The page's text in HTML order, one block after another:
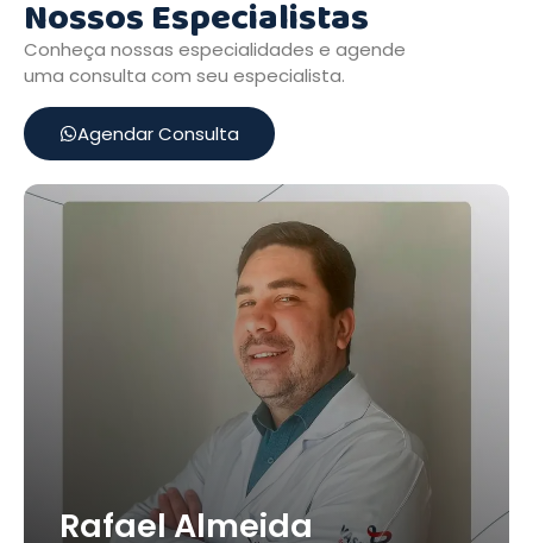
Nossos Especialistas
Conheça nossas especialidades e agende
uma consulta com seu especialista.
Agendar Consulta
Rafael Almeida